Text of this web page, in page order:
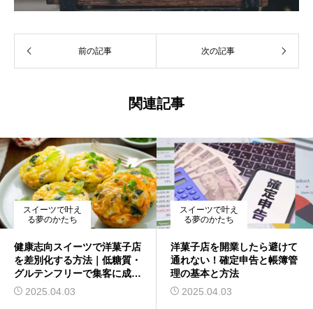
前の記事 次の記事
関連記事
スイーツで叶え
る夢のかたち
健康志向スイーツで洋菓子店
を差別化する方法｜低糖質・
グルテンフリーで集客に成功
する秘訣
2025.04.03
スイーツで叶え
る夢のかたち
洋菓子店を開業したら避けて
通れない！確定申告と帳簿管
理の基本と方法
2025.04.03